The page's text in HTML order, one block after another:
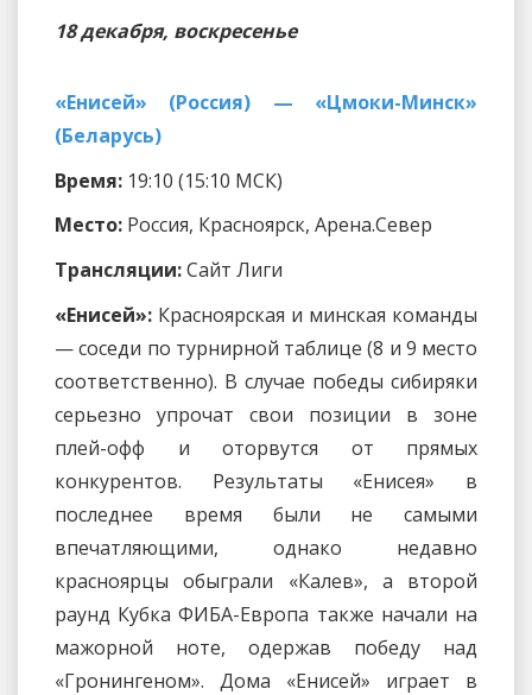
18 декабря, воскресенье
«Енисей» (Россия) — «Цмоки-Минск»
(Беларусь)
Время: 19:10 (15:10 МСК)
Место: Россия, Красноярск, Арена.Север
Трансляции:Сайт Лиги
«Енисей»: Красноярская и минская команды
— соседи по турнирной таблице (8 и 9 место
соответственно). В случае победы сибиряки
серьезно упрочат свои позиции в зоне
плей-офф и оторвутся от прямых
конкурентов. Результаты «Енисея» в
последнее время были не самыми
впечатляющими, однако недавно
красноярцы обыграли «Калев», а второй
раунд Кубка ФИБА-Европа также начали на
мажорной ноте, одержав победу над
«Гронингеном». Дома «Енисей» играет в